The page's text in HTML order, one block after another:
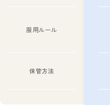
服用ルール
保管方法